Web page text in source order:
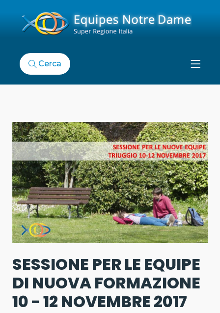
Cerca
SESSIONE PER LE EQUIPE
DI NUOVA FORMAZIONE
10 - 12 NOVEMBRE 2017